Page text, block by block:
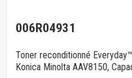
006R04931
Toner reconditionné
Konica Minolta AAV8150,